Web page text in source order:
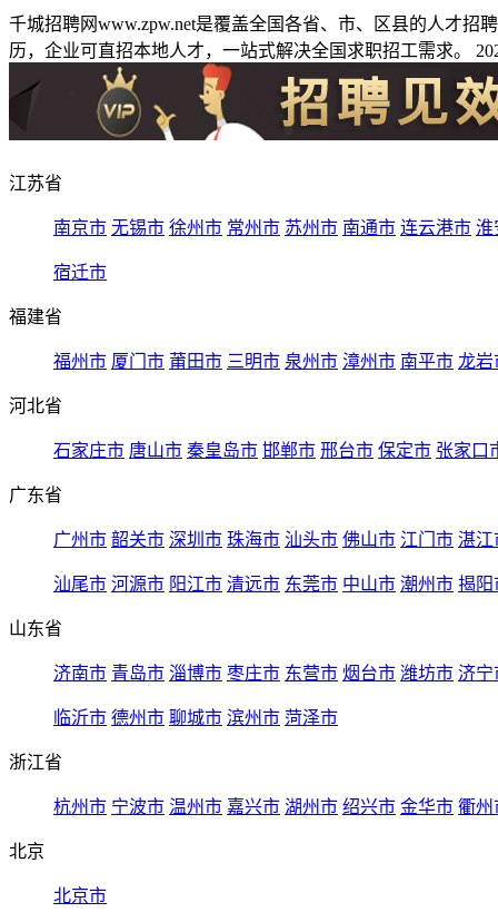
千城招聘网www.zpw.net是覆盖全国各省、市、区县的人才
历，企业可直招本地人才，一站式解决全国求职招工需求。
江苏省
南京市 无锡市 徐州市 常州市 苏州市 南通市 连云港市 淮
宿迁市
福建省
福州市 厦门市 莆田市 三明市 泉州市 漳州市 南平市 龙岩
河北省
石家庄市 唐山市 秦皇岛市 邯郸市 邢台市 保定市 张家口
广东省
广州市 韶关市 深圳市 珠海市 汕头市 佛山市 江门市 湛江
汕尾市 河源市 阳江市 清远市 东莞市 中山市 潮州市 揭阳
山东省
济南市 青岛市 淄博市 枣庄市 东营市 烟台市 潍坊市 济宁
临沂市 德州市 聊城市 滨州市 菏泽市
浙江省
杭州市 宁波市 温州市 嘉兴市 湖州市 绍兴市 金华市 衢州
北京
北京市